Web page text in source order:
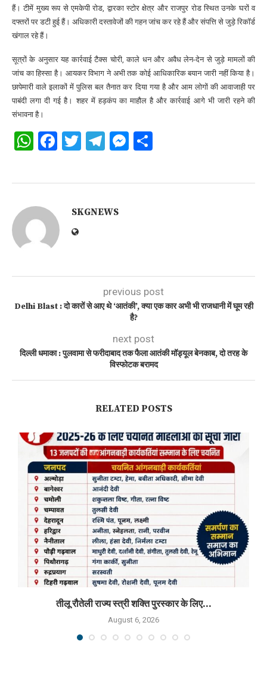
हैं। टीमें मुख्य रूप से एमकेपी रोड, द्वारका स्टोर क्षेत्र और राजपुर रोड स्थित उनके घरों व
दफ्तरों पर डटी हुई हैं। अधिकारी दस्तावेजों की गहन जांच कर रहे हैं और संपत्ति से जुड़े रिकॉर्ड
खंगाल रहे हैं।
सूत्रों के अनुसार यह कार्रवाई टैक्स चोरी, काले धन और अवैध लेन-देन से जुड़े मामलों की
जांच का हिस्सा है। आयकर विभाग ने अभी तक कोई आधिकारिक बयान जारी नहीं किया है।
छापेमारी वाले इलाकों में पुलिस बल तैनात कर दिया गया है और आम लोगों की आवाजाही पर
पाबंदी लगा दी गई है। शहर में हड़कंप का माहौल है और कार्रवाई आगे भी जारी रहने की
संभावना है।
WhatsApp
Facebook
Twitter
Telegram
Messenger
SKGNEWS
previous post
Delhi Blast : दो कारों से आए थे ‘आतंकी’, क्या एक कार अभी भी राजधानी में घूम रही
है?
next post
दिल्ली धमाका : पुलवामा से फरीदाबाद तक फैला आतंकी मॉड्यूल बेनकाब, दो तरह के
विस्फोटक बरामद
RELATED POSTS
तीलू रौतेली राज्य स्त्री शक्ति पुरस्कार के लिए...
August 6, 2026